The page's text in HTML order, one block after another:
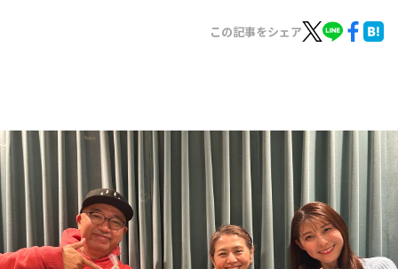
お知らせ
イベント・グッズ
YouTube
会社情報
この記事をシェア